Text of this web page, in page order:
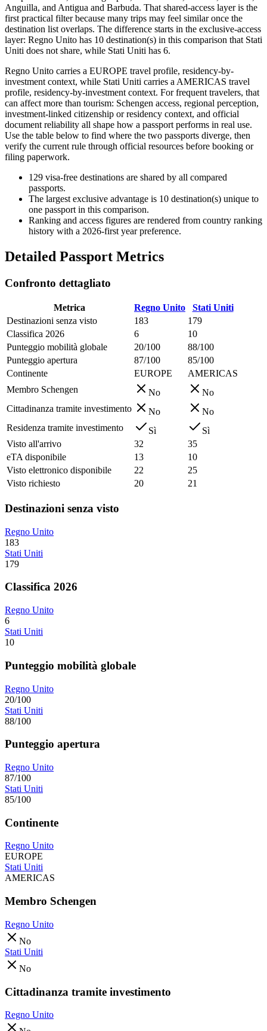
Anguilla, and Antigua and Barbuda. That shared-access layer is the
first practical filter because many trips may feel similar once the
destination list overlaps. The difference starts in the exclusive-access
layer: Regno Unito has 10 destination(s) in this comparison that Stati
Uniti does not share, while Stati Uniti has 6.
Regno Unito carries a EUROPE travel profile, residency-by-
investment context, while Stati Uniti carries a AMERICAS travel
profile, residency-by-investment context. For frequent travelers, that
can affect more than tourism: Schengen access, regional perception,
investment-linked citizenship or residency context, and official
document reliability all shape how a passport performs in real use.
Use the table below to find where the two passports diverge, then
verify the current rule through official resources before booking or
filing paperwork.
129 visa-free destinations are shared by all compared
passports.
The largest exclusive advantage is 10 destination(s) unique to
one passport in this comparison.
Ranking and access figures are rendered from country ranking
history with a 2026-first year preference.
Detailed Passport Metrics
Confronto dettagliato
Metrica Regno Unito
Stati Uniti
Destinazioni senza visto
183
179
Classifica 2026
6
10
Punteggio mobilità globale
20/100
88/100
Punteggio apertura
87/100
85/100
Continente
EUROPE
AMERICAS
Membro Schengen
No
No
Cittadinanza tramite investimento
No
No
Residenza tramite investimento
Sì
Sì
Visto all'arrivo
32
35
eTA disponibile
13
10
Visto elettronico disponibile
22
25
Visto richiesto
20 21
Destinazioni senza visto
Regno Unito
183
Stati Uniti
179
Classifica 2026
Regno Unito
6
Stati Uniti
10
Punteggio mobilità globale
Regno Unito
20/100
Stati Uniti
88/100
Punteggio apertura
Regno Unito
87/100
Stati Uniti
85/100
Continente
Regno Unito
EUROPE
Stati Uniti
AMERICAS
Membro Schengen
Regno Unito
No
Stati Uniti
No
Cittadinanza tramite investimento
Regno Unito